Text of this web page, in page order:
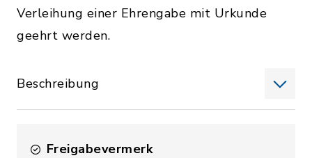
Verleihung einer Ehrengabe mit Urkunde
geehrt werden.
Beschreibung
Freigabevermerk